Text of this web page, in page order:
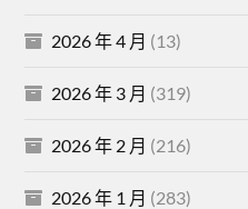
2026 年 4 月 (13)
2026 年 3 月 (319)
2026 年 2 月 (216)
2026 年 1 月 (283)